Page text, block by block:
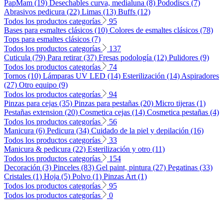
PapMam (19) Desechables curva, medialuna (8) Pododiscs (7)
Abrasivos pedicura (22) Limas (13) Buffs (12)
Todos los productos categorías
95
Bases para esmaltes clásicos (10) Colores de esmaltes clásicos (78)
Tops para esmaltes clásicos (7)
Todos los productos categorías
137
Cuticula (79) Para retirar (37) Fresas podología (12) Pulidores (9)
Todos los productos categorías
74
Tornos (10) Lámparas UV LED (14) Esterilización (14) Aspiradores
(27) Otro equipo (9)
Todos los productos categorías
94
Pinzas para cejas (35) Pinzas para pestañas (20) Micro tijeras (1)
Pestañas extension (20) Cosmetica cejas (14) Cosmetica pestañas (4)
Todos los productos categorías
56
Manicura (6) Pedicura (34) Cuidado de la piel y depilación (16)
Todos los productos categorías
33
Manicura & pedicura (22) Esterilización y otro (11)
Todos los productos categorías
154
Decoración (3) Pinceles (83) Gel paint, pintura (27) Pegatinas (33)
Cristales (1) Hoja (5) Polvo (1) Pinzas Art (1)
Todos los productos categorías
95
Todos los productos categorías
0